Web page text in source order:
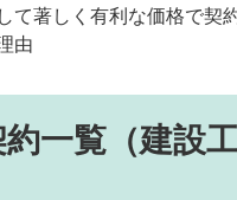
て著しく有利な価格で契
由
約一覧（建設